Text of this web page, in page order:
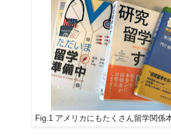
Fig.1 アメリカにもたくさん留学関係